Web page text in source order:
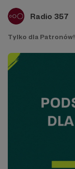
Radio 357
Tylko dla Patronów!